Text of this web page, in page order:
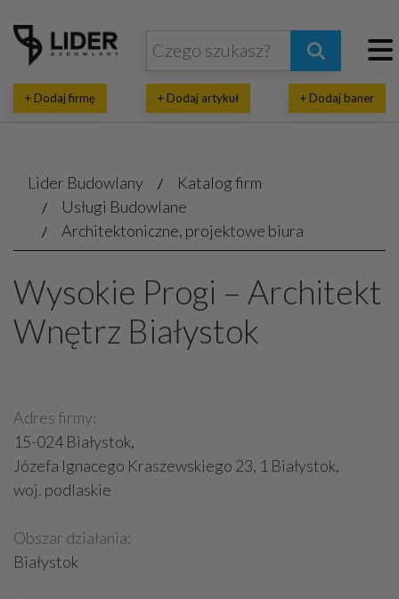
+ Dodaj firmę + Dodaj artykuł + Dodaj baner
Lider Budowlany
Katalog firm
Usługi Budowlane
Architektoniczne, projektowe biura
Wysokie Progi – Architekt
Wnętrz Białystok
Adres firmy:
15-024 Białystok,
Józefa Ignacego Kraszewskiego 23, 1 Białystok,
woj. podlaskie
Obszar działania:
Białystok